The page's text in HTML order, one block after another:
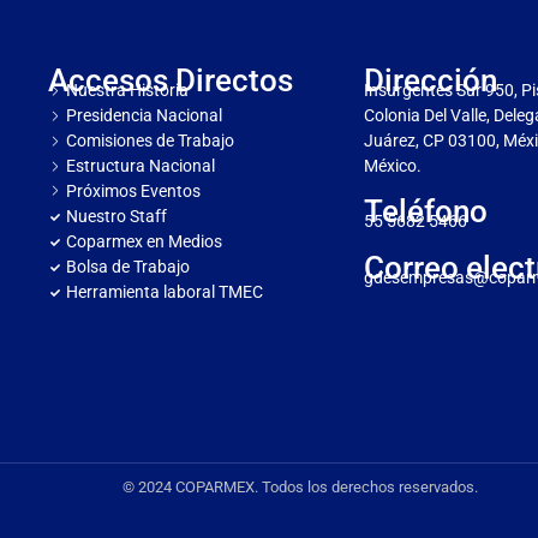
Accesos Directos
Nuestra Historia
Presidencia Nacional
Comisiones de Trabajo
Estructura Nacional
Próximos Eventos
Nuestro Staff
Coparmex en Medios
Bolsa de Trabajo
Herramienta laboral TMEC
Dirección
Insurgentes Sur 950,
Colonia Del Valle,
Juárez, CP 03100,
México.
Teléfono
55 5682 5466
Correo
© 2024 COPARMEX. Todos los derechos reservados.